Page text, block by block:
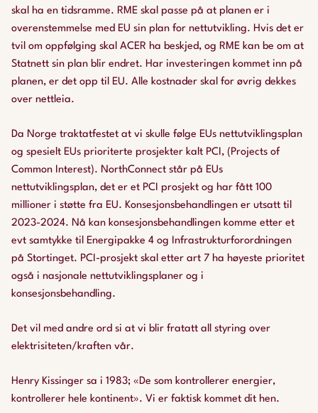
skal ha en tidsramme. RME skal passe på at planen er i
overenstemmelse med EU sin plan for nettutvikling. Hvis det er
tvil om oppfølging skal ACER ha beskjed, og RME kan be om at
Statnett sin plan blir endret. Har investeringen kommet inn på
planen, er det opp til EU. Alle kostnader skal for øvrig dekkes
over nettleia.
Da Norge traktatfestet at vi skulle følge EUs nettutviklingsplan
og spesielt EUs prioriterte prosjekter kalt PCI, (Projects of
Common Interest). NorthConnect står på EUs
nettutviklingsplan, det er et PCI prosjekt og har fått 100
millioner i støtte fra EU. Konsesjonsbehandlingen er utsatt til
2023-2024. Nå kan konsesjonsbehandlingen komme etter et
evt samtykke til Energipakke 4 og Infrastrukturforordningen
på Stortinget. PCI-prosjekt skal etter art 7 ha høyeste prioritet
også i nasjonale nettutviklingsplaner og i
konsesjonsbehandling.
Det vil med andre ord si at vi blir fratatt all styring over
elektrisiteten/kraften vår.
Henry Kissinger sa i 1983; «De som kontrollerer energier,
kontrollerer hele kontinent». Vi er faktisk kommet dit hen.